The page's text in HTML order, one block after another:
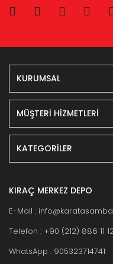
KURUMSAL
MÜŞTERİ HİZMETLERİ
KATEGORİLER
KIRAÇ MERKEZ DEPO
E-Mail :
Telefon : +90 (212) 886 11
WhatsApp : 905323714741